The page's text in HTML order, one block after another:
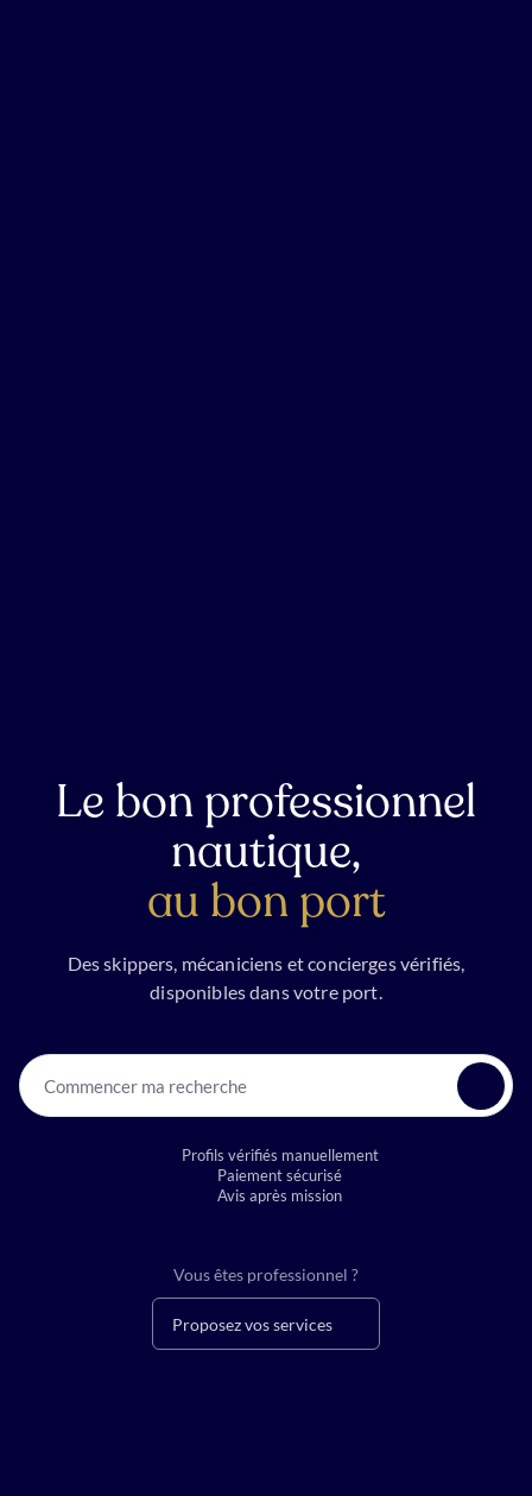
Le bon professionnel
nautique,
au bon port
Des skippers, mécaniciens et concierges vérifiés,
disponibles dans votre port.
Commencer ma recherche
Profils vérifiés manuellement
Paiement sécurisé
Avis après mission
Vous êtes professionnel ?
Proposez vos services